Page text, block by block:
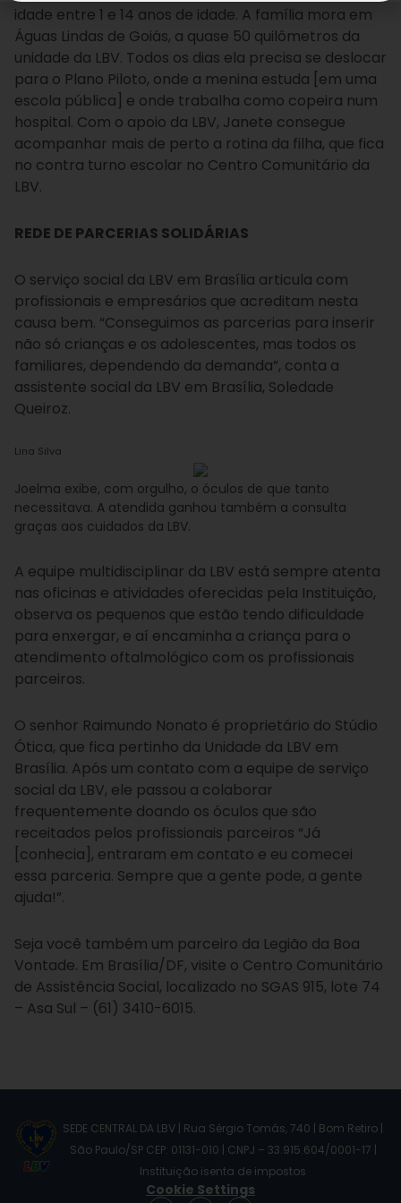
idade entre 1 e 14 anos de idade. A família mora em
Águas Lindas de Goiás, a quase 50 quilômetros da
unidade da LBV. Todos os dias ela precisa se deslocar
para o Plano Piloto, onde a menina estuda [em uma
escola pública] e onde trabalha como copeira num
hospital. Com o apoio da LBV, Janete consegue
acompanhar mais de perto a rotina da filha, que fica
no contra turno escolar no Centro Comunitário da
LBV.
REDE DE PARCERIAS SOLIDÁRIAS
O serviço social da LBV em Brasília articula com
profissionais e empresários que acreditam nesta
causa bem. “Conseguimos as parcerias para inserir
não só crianças e os adolescentes, mas todos os
familiares, dependendo da demanda”, conta a
assistente social da LBV em Brasília, Soledade
Queiroz.
Lina Silva
Joelma exibe, com orgulho, o óculos de que tanto
necessitava. A atendida ganhou também a consulta
graças aos cuidados da LBV.
A equipe multidisciplinar da LBV está sempre atenta
nas oficinas e atividades oferecidas pela Instituição,
observa os pequenos que estão tendo dificuldade
para enxergar, e aí encaminha a criança para o
atendimento oftalmológico com os profissionais
parceiros.
O senhor Raimundo Nonato é proprietário do Stúdio
Ótica, que fica pertinho da Unidade da LBV em
Brasília. Após um contato com a equipe de serviço
social da LBV, ele passou a colaborar
frequentemente doando os óculos que são
receitados pelos profissionais parceiros “Já
[conhecia], entraram em contato e eu comecei
essa parceria. Sempre que a gente pode, a gente
ajuda!”.
Seja você também um parceiro da Legião da Boa
Vontade. Em Brasília/DF, visite o Centro Comunitário
de Assistência Social, localizado no SGAS 915, lote 74
– Asa Sul – (61) 3410-6015.
SEDE CENTRAL DA LBV | Rua Sérgio Tomás, 740 | Bom Retiro |
São Paulo/SP CEP: 01131-010 | CNPJ – 33.915.604/0001-17 |
Instituição isenta de impostos
Cookie Settings